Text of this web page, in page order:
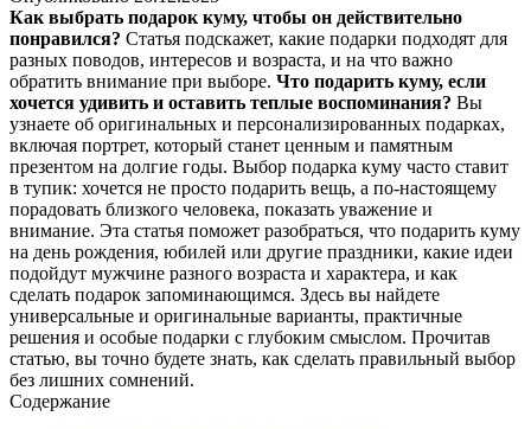
Как выбрать подарок куму, чтобы он действительно
понравился? Статья подскажет, какие подарки подходят для
разных поводов, интересов и возраста, и на что важно
обратить внимание при выборе. Что подарить куму, если
хочется удивить и оставить теплые воспоминания? Вы
узнаете об оригинальных и персонализированных подарках,
включая портрет, который станет ценным и памятным
презентом на долгие годы. Выбор подарка куму часто ставит
в тупик: хочется не просто подарить вещь, а по-настоящему
порадовать близкого человека, показать уважение и
внимание. Эта статья поможет разобраться, что подарить куму
на день рождения, юбилей или другие праздники, какие идеи
подойдут мужчине разного возраста и характера, и как
сделать подарок запоминающимся. Здесь вы найдете
универсальные и оригинальные варианты, практичные
решения и особые подарки с глубоким смыслом. Прочитав
статью, вы точно будете знать, как сделать правильный выбор
без лишних сомнений.
Содержание